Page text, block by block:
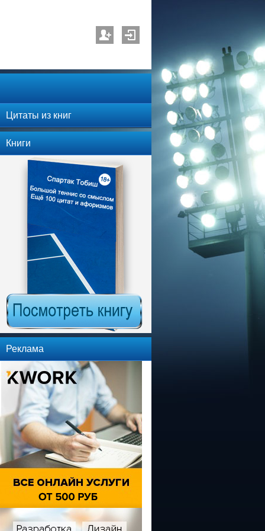
Цитаты из книг
Книги
Реклама